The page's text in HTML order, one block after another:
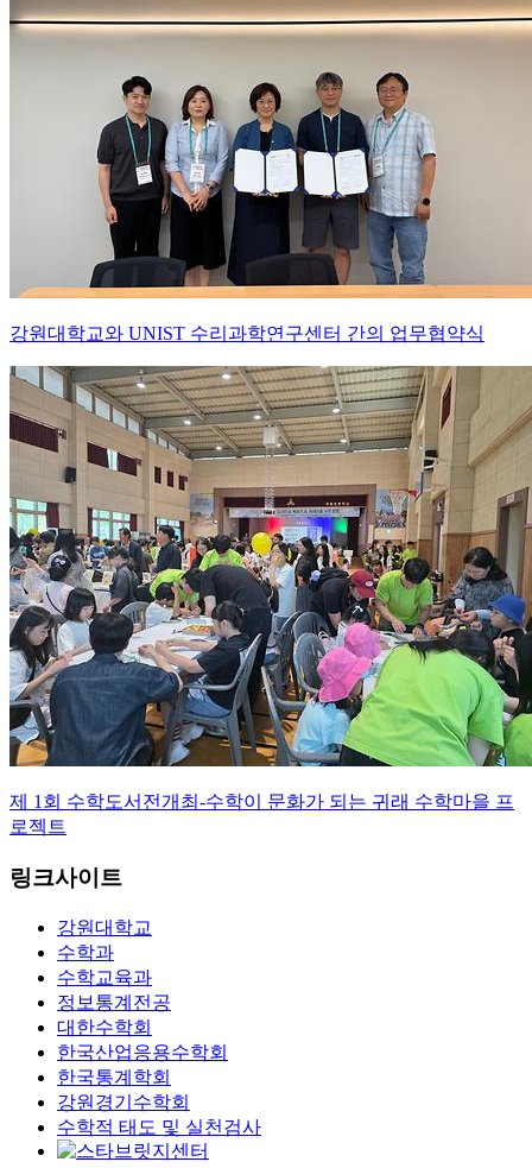
강원대학교와 UNIST 수리과학연구센터 간의 업무협약식
제 1회 수학도서전개최-수학이 문화가 되는 귀래 수학마을 프
로젝트
링크사이트
강원대학교
수학과
수학교육과
정보통계전공
대한수학회
한국산업응용수학회
한국통계학회
강원경기수학회
수학적 태도 및 실천검사